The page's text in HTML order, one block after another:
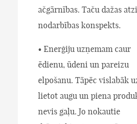
ačgārnības. Taču dažas
nodarbības konspekts.
• Enerģiju uzņemam caur
ēdienu, ūdeni un pareizu
elpošanu. Tāpēc vislabāk
lietot augu un piena
nevis gaļu. Jo nokautie